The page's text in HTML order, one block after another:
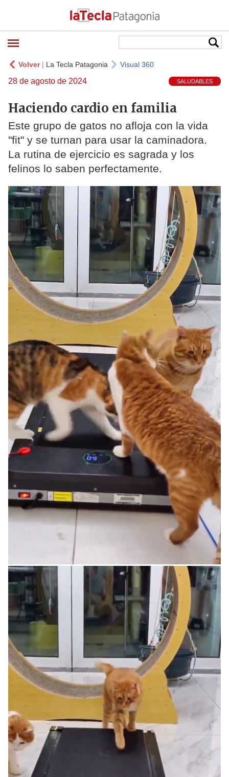
Volver| La Tecla Patagonia Visual 360
28 de agosto de 2024 SALUDABLES
Haciendo cardio en familia
Este grupo de gatos no afloja con la vida
"fit" y se turnan para usar la caminadora.
La rutina de ejercicio es sagrada y los
felinos lo saben perfectamente.